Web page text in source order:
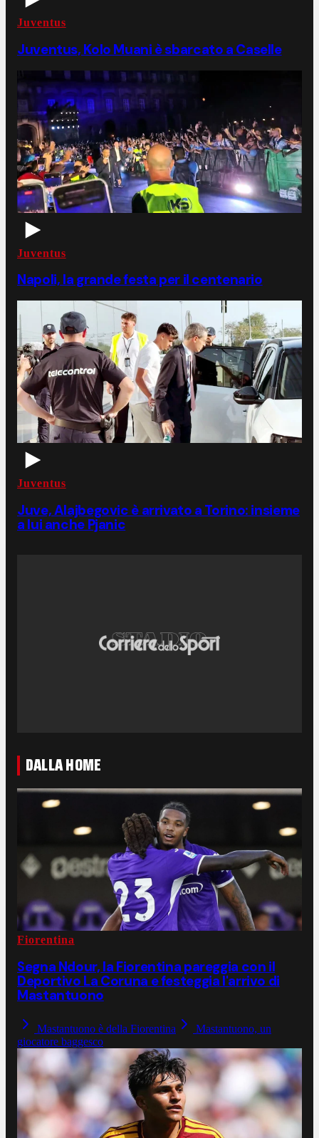
Juventus
Juventus, Kolo Muani è sbarcato a Caselle
Juventus
Napoli, la grande festa per il centenario
Juventus
Juve, Alajbegovic è arrivato a Torino: insieme
a lui anche Pjanic
DALLA HOME
Fiorentina
Segna Ndour, la Fiorentina pareggia con il
Deportivo La Coruna e festeggia l'arrivo di
Mastantuono
Mastantuono è della Fiorentina
Mastantuono, un
giocatore baggesco